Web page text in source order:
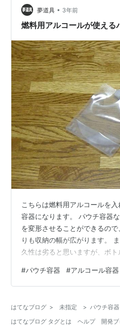
夢道具 • 3年前
燃料用アルコールが使える
こちらは燃料用アルコールを
容器になります。 パウチ容器
を変形させることができるの
りも収納の幅が広がります。
久性は劣ると思いますが、ボ
販売されている製品なので。い
なパウ チ容器をご紹介いたし
質：袋PE.PA / スパウトPE / キ
100mm×長さ145mm×口径
#パウチ容器 #アルコール容器
はてなブログ > 未指定 > パウチ容器
はてなブログ タグとは
ヘルプ 開発